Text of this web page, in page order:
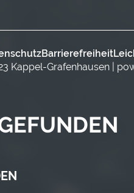
Barrierefreiheit
Kappel-Grafenhausen |